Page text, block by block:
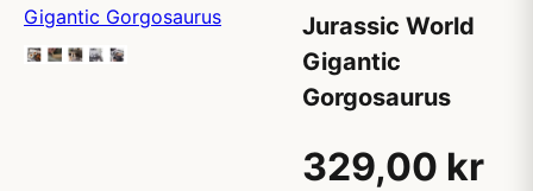
Jurassic World
Gigantic
Gorgosaurus
329,00 kr